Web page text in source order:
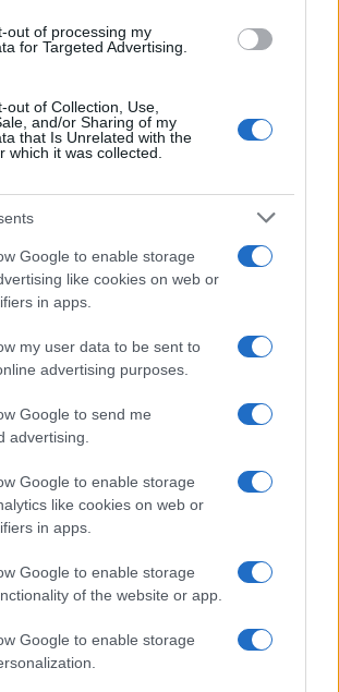
out of processing my
for Targeted Advertising.
out of Collection, Use,
and/or Sharing of my
that Is Unrelated with the
which it was collected.
Google to enable storage
like cookies on web or
in apps.
my user data to be sent to
advertising purposes.
Google to send me
advertising.
Google to enable storage
like cookies on web or
in apps.
Google to enable storage
of the website or app.
Google to enable storage
leggere
Ago 2026